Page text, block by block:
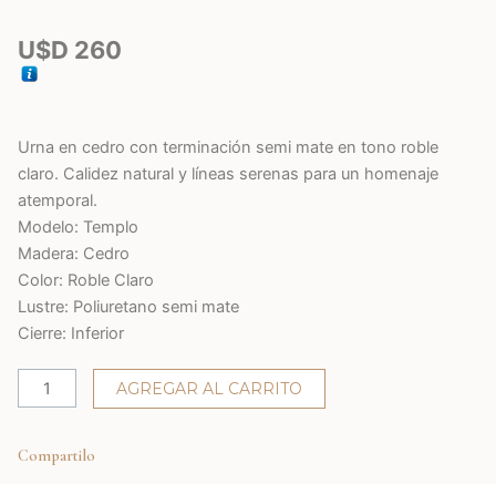
U$D 260
Urna en cedro con terminación semi mate en tono roble
claro. Calidez natural y líneas serenas para un homenaje
atemporal.
Modelo: Templo
Madera: Cedro
Color: Roble Claro
Lustre: Poliuretano semi mate
Cierre: Inferior
Templo
cantidad
AGREGAR AL CARRITO
Compartilo